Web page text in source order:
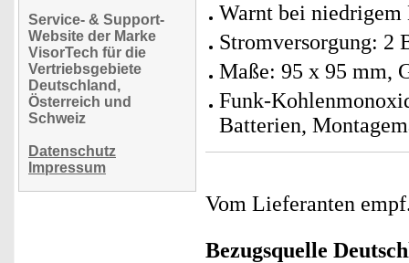
Service- & Support-
Website der Marke
VisorTech für die
Vertriebsgebiete
Deutschland,
Österreich und
Schweiz
Datenschutz
Impressum
Warnt bei niedrigem
Stromversorgung: 2
Maße: 95 x 95 mm,
Funk-
Batterien,
Vom Lieferanten
Bezugsquelle